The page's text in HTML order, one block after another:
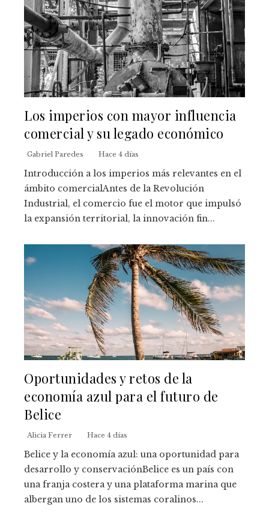
Los imperios con mayor influencia
comercial y su legado económico
Gabriel Paredes Hace 4 días
Introducción a los imperios más relevantes en el
ámbito comercialAntes de la Revolución
Industrial, el comercio fue el motor que impulsó
la expansión territorial, la innovación fin...
Oportunidades y retos de la
economía azul para el futuro de
Belice
Alicia Ferrer Hace 4 días
Belice y la economía azul: una oportunidad para
desarrollo y conservaciónBelice es un país con
una franja costera y una plataforma marina que
albergan uno de los sistemas coralinos...